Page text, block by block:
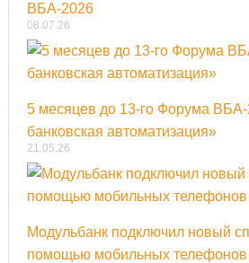
ВБА-2026
08.07.26
5 месяцев до 13-го Форума
банковская автоматизация»
21.05.26
Модульбанк подключил новый
помощью мобильных телефонов